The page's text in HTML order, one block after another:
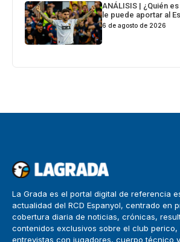
ANÁLISIS | ¿Quién
le puede aportar al
6 de agosto de 2026
La Grada es el portal digital de referencia
actualidad del RCD Espanyol, centrado en
cobertura diaria de noticias, crónicas,
contenidos exclusivos sobre el club perico,
entrevistas con jugadores, cuerpo técnico